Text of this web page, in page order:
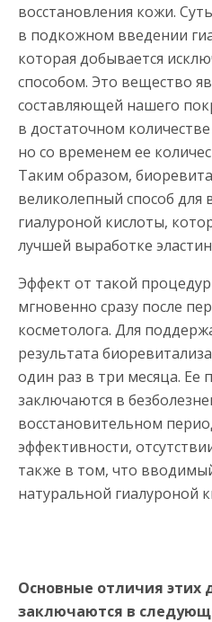
восстановления кожи.
в подкожном введении
которая добывается
способом. Это вещество
составляющей нашего
в достаточном
но со временем ее
Таким образом,
великолепный способ для
гиалуроной кислоты,
лучшей выработке
Эффект от такой
мгновенно сразу после
косметолога. Для
результата
один раз в три месяца. Ее
заключаются в
восстановительном
эффективности,
также в том, что
натуральной гиалуроной
Основные отличия этих
заключаются в